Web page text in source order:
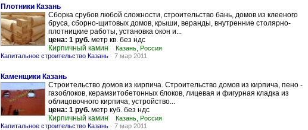
Плотники Казань
Сборка срубов любой сложности, строительство бань, домов из клееного
бруса, сборно-щитовых домов, крыши, веранды, внутренние столярно-
плотницкие работы, установка окон и...
цена: 1 руб. метр кв. без ндс
Кирпичный камин
Казань, Россия
Капитальное строительство Казань - 7 мар 2011
Каменщики Казань
Строительство домов из кирпича. Строительство домов из кирпича, пено -
газоблоков, керамзитобетонных блоков, лицевая и фигурная кладка из
облицовочного кирпича, устройство...
цена: 1 руб. метр куб. без ндс
Кирпичный камин
Казань, Россия
Капитальное строительство Казань - 7 мар 2011